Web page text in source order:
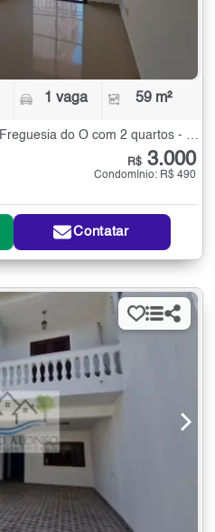
1 vaga 59 m²
Apartamento para Alugar na Freguesia do Ó com 2 quartos - 59 m²
R$ 3.000
Condomínio: R$ 490
Contatar